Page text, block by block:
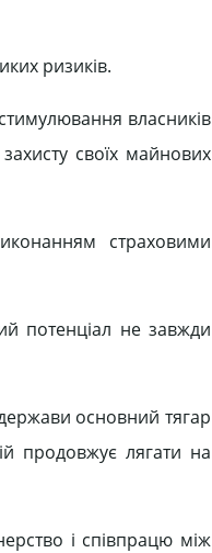
ризиків.
власників
своїх майнових
страховими
потенціал не завжди
основний тягар
продовжує лягати на
і співпрацю між